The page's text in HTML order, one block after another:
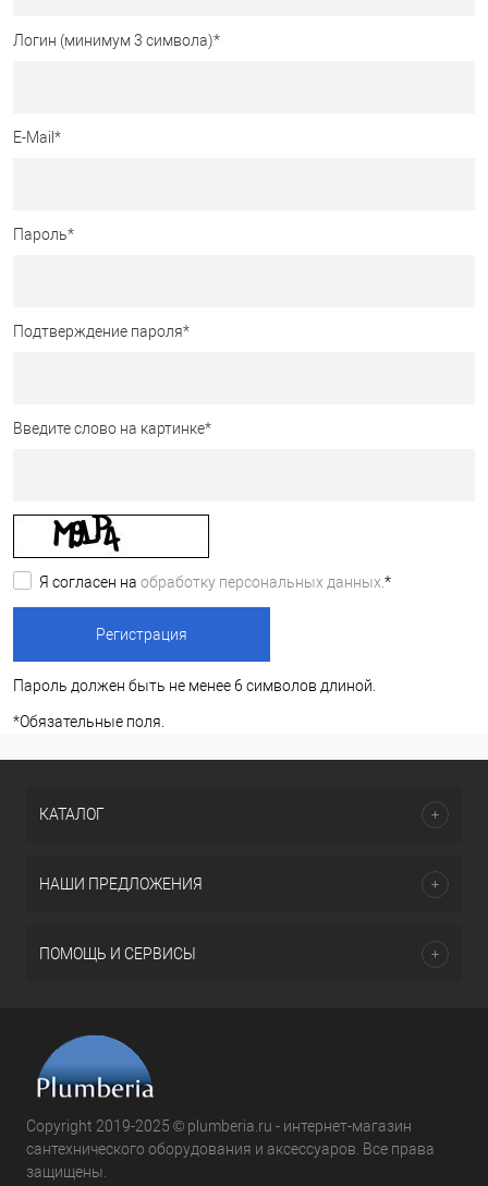
Логин (минимум 3 символа)*
E-Mail *
Пароль*
Подтверждение пароля*
Введите слово на картинке*
Я согласен на обработку персональных данных. *
Пароль должен быть не менее 6 символов длиной.
*Обязательные поля.
КАТАЛОГ
НАШИ ПРЕДЛОЖЕНИЯ
ПОМОЩЬ И СЕРВИСЫ
Copyright 2019-2025 © plumberia.ru - интернет-магазин
сантехнического оборудования и аксессуаров. Все права
защищены.